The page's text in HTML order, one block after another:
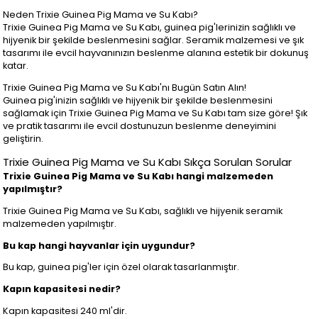
Neden Trixie Guinea Pig Mama ve Su Kabı?
Trixie Guinea Pig Mama ve Su Kabı, guinea pig'lerinizin sağlıklı ve
hijyenik bir şekilde beslenmesini sağlar. Seramik malzemesi ve şık
tasarımı ile evcil hayvanınızın beslenme alanına estetik bir dokunuş
katar.
Trixie Guinea Pig Mama ve Su Kabı'nı Bugün Satın Alın!
Guinea pig'inizin sağlıklı ve hijyenik bir şekilde beslenmesini
sağlamak için Trixie Guinea Pig Mama ve Su Kabı tam size göre! Şık
ve pratik tasarımı ile evcil dostunuzun beslenme deneyimini
geliştirin.
Trixie Guinea Pig Mama ve Su Kabı Sıkça Sorulan Sorular
Trixie Guinea Pig Mama ve Su Kabı hangi malzemeden
yapılmıştır?
Trixie Guinea Pig Mama ve Su Kabı, sağlıklı ve hijyenik seramik
malzemeden yapılmıştır.
Bu kap hangi hayvanlar için uygundur?
Bu kap, guinea pig'ler için özel olarak tasarlanmıştır.
Kapın kapasitesi nedir?
Kapın kapasitesi 240 ml'dir.